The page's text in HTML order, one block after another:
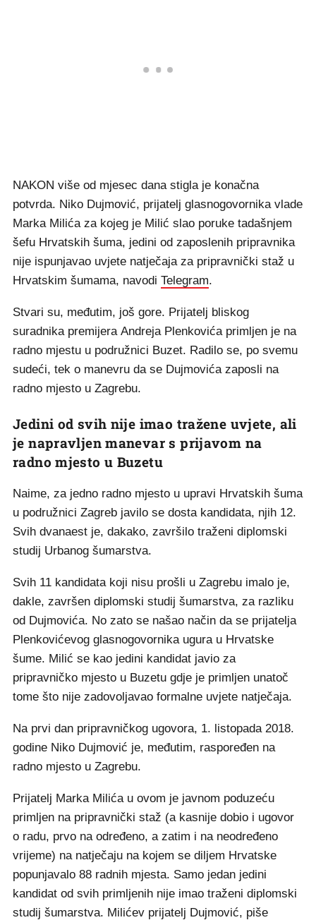
NAKON više od mjesec dana stigla je konačna
potvrda. Niko Dujmović, prijatelj glasnogovornika vlade
Marka Milića za kojeg je Milić slao poruke tadašnjem
šefu Hrvatskih šuma, jedini od zaposlenih pripravnika
nije ispunjavao uvjete natječaja za pripravnički staž u
Hrvatskim šumama, navodi Telegram.
Stvari su, međutim, još gore. Prijatelj bliskog
suradnika premijera Andreja Plenkovića primljen je na
radno mjestu u podružnici Buzet. Radilo se, po svemu
sudeći, tek o manevru da se Dujmovića zaposli na
radno mjesto u Zagrebu.
Jedini od svih nije imao tražene uvjete, ali
je napravljen manevar s prijavom na
radno mjesto u Buzetu
Naime, za jedno radno mjesto u upravi Hrvatskih šuma
u podružnici Zagreb javilo se dosta kandidata, njih 12.
Svih dvanaest je, dakako, završilo traženi diplomski
studij Urbanog šumarstva.
Svih 11 kandidata koji nisu prošli u Zagrebu imalo je,
dakle, završen diplomski studij šumarstva, za razliku
od Dujmovića. No zato se našao način da se prijatelja
Plenkovićevog glasnogovornika ugura u Hrvatske
šume. Milić se kao jedini kandidat javio za
pripravničko mjesto u Buzetu gdje je primljen unatoč
tome što nije zadovoljavao formalne uvjete natječaja.
Na prvi dan pripravničkog ugovora, 1. listopada 2018.
godine Niko Dujmović je, međutim, raspoređen na
radno mjesto u Zagrebu.
Prijatelj Marka Milića u ovom je javnom poduzeću
primljen na pripravnički staž (a kasnije dobio i ugovor
o radu, prvo na određeno, a zatim i na neodređeno
vrijeme) na natječaju na kojem se diljem Hrvatske
popunjavalo 88 radnih mjesta. Samo jedan jedini
kandidat od svih primljenih nije imao traženi diplomski
studij šumarstva. Milićev prijatelj Dujmović, piše